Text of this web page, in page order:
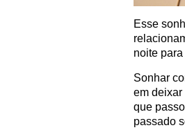
Esse
noite
Sonhar
em deixar
que
passado